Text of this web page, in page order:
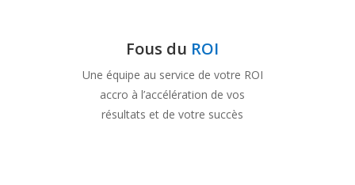
Fous du ROI
Une équipe au service de votre ROI
accro à l’accélération de vos
résultats et de votre succès